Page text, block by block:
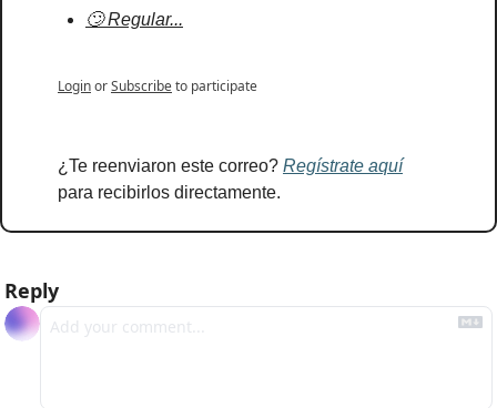
🙄 Regular...
LoginorSubscribeto participate
¿Te reenviaron este correo? Regístrate aquí
para recibirlos directamente.
Reply